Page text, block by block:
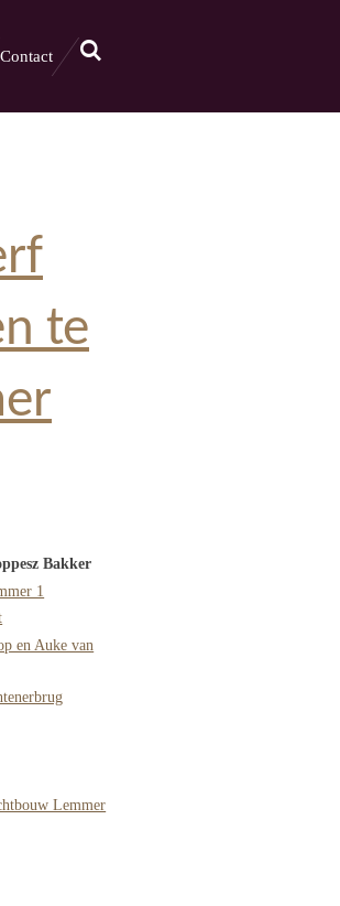
Contact
te
Bakker
1
en Auke van
Lemmer